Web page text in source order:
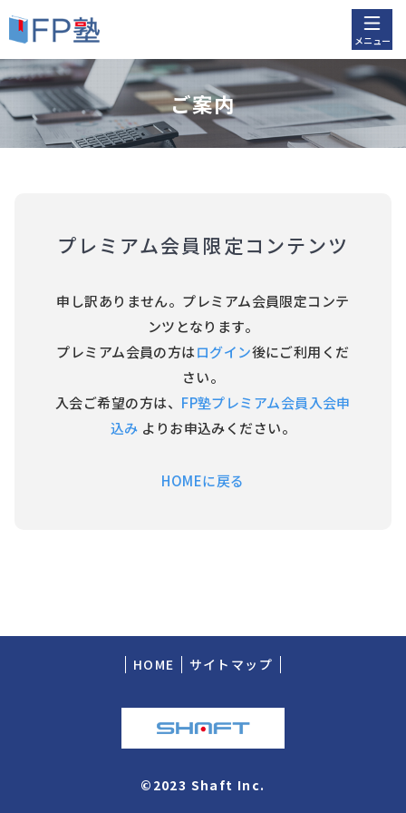
メニュー
ご案内
プレミアム会員限定コンテンツ
申し訳ありません。プレミアム会員限定コンテ
ンツとなります。
プレミアム会員の方はログイン後にご利用くだ
さい。
入会ご希望の方は、 FP塾プレミアム会員入会申
込み よりお申込みください。
HOMEに戻る
HOME サイトマップ
©2023 Shaft Inc.